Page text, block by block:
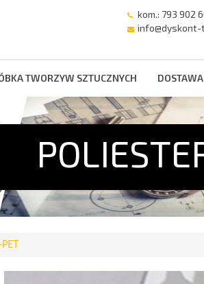
kom.: 793 902
TWORZYW SZTUCZNYCH DOSTAWA